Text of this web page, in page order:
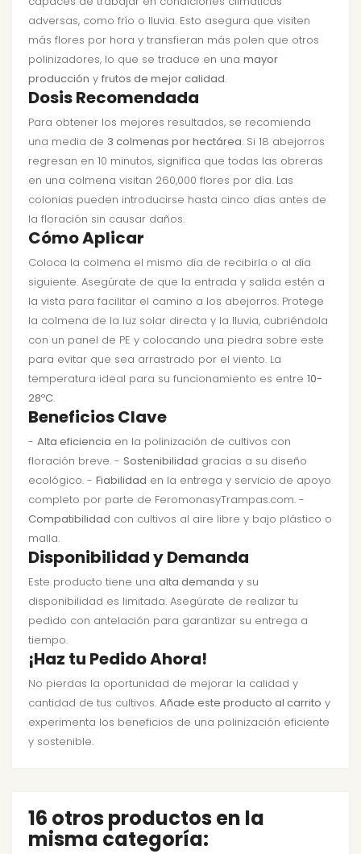
adversas, como frío o lluvia. Esto asegura que visiten
más flores por hora y transfieran más polen que otros
polinizadores, lo que se traduce en una mayor
producción y frutos de mejor calidad.
Dosis Recomendada
Para obtener los mejores resultados, se recomienda
una media de 3 colmenas por hectárea. Si 18 abejorros
regresan en 10 minutos, significa que todas las obreras
en una colmena visitan 260,000 flores por día. Las
colonias pueden introducirse hasta cinco días antes de
la floración sin causar daños.
Cómo Aplicar
Coloca la colmena el mismo día de recibirla o al día
siguiente. Asegúrate de que la entrada y salida estén a
la vista para facilitar el camino a los abejorros. Protege
la colmena de la luz solar directa y la lluvia, cubriéndola
con un panel de PE y colocando una piedra sobre este
para evitar que sea arrastrado por el viento. La
temperatura ideal para su funcionamiento es entre 10-
28ºC.
Beneficios Clave
- Alta eficiencia en la polinización de cultivos con
floración breve. - Sostenibilidad gracias a su diseño
ecológico. - Fiabilidad en la entrega y servicio de apoyo
completo por parte de FeromonasyTrampas.com. -
Compatibilidad con cultivos al aire libre y bajo plástico o
malla.
Disponibilidad y Demanda
Este producto tiene una alta demanda y su
disponibilidad es limitada. Asegúrate de realizar tu
pedido con antelación para garantizar su entrega a
tiempo.
¡Haz tu Pedido Ahora!
No pierdas la oportunidad de mejorar la calidad y
cantidad de tus cultivos. Añade este producto al carrito y
experimenta los beneficios de una polinización eficiente
y sostenible.
16 otros productos en la
misma categoría: